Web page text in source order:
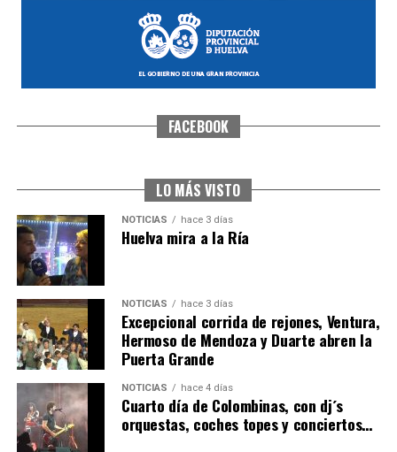
SEXTA CORRIDA DE LAS FIESTAS COLOMBINAS
6º DÍA DE LAS FIESTAS COLOMBINAS 2026
hace 3 días Huelvatv
FACEBOOK
LO MÁS VISTO
NOTICIAS hace 3 días
Huelva mira a la Ría
NOTICIAS hace 3 días
Excepcional corrida de rejones, Ventura,
Hermoso de Mendoza y Duarte abren la
Puerta Grande
NOTICIAS hace 4 días
Cuarto día de Colombinas, con dj´s
orquestas, coches topes y conciertos…